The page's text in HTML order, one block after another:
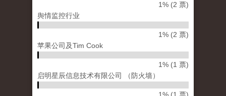
1% (2 票)
舆情监控行业
1% (2 票)
苹果公司及Tim Cook
1% (1 票)
启明星辰信息技术有限公司 （防火墙）